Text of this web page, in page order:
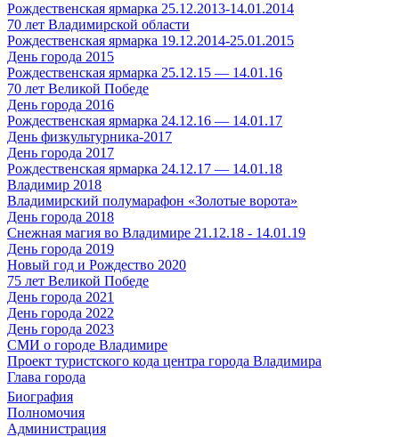
Рождественская ярмарка 25.12.2013-14.01.2014
70 лет Владимирской области
Рождественская ярмарка 19.12.2014-25.01.2015
День города 2015
Рождественская ярмарка 25.12.15 — 14.01.16
70 лет Великой Победе
День города 2016
Рождественская ярмарка 24.12.16 — 14.01.17
День физкультурника-2017
День города 2017
Рождественская ярмарка 24.12.17 — 14.01.18
Владимир 2018
Владимирский полумарафон «Золотые ворота»
День города 2018
Снежная магия во Владимире 21.12.18 - 14.01.19
День города 2019
Новый год и Рождество 2020
75 лет Великой Победе
День города 2021
День города 2022
День города 2023
СМИ о городе Владимире
Проект туристского кода центра города Владимира
Глава города
Биография
Полномочия
Администрация